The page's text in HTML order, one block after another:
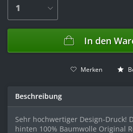
In den
Merken
Beschreibung
Sehr hochwertiger Design-Druck!
hinten 100% Baumwolle Original